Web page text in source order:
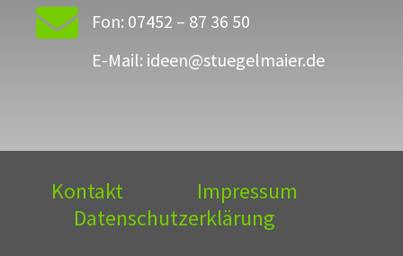

Fon: 07452 – 87 36 50
E-Mail: ideen@stuegelmaier.de
Kontakt
Impressum
Datenschutzerklärung